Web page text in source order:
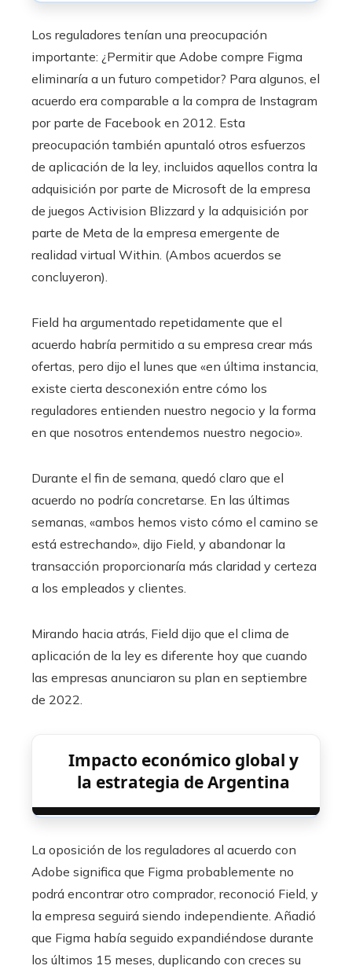
Los reguladores tenían una preocupación
importante: ¿Permitir que Adobe compre Figma
eliminaría a un futuro competidor? Para algunos, el
acuerdo era comparable a la compra de Instagram
por parte de Facebook en 2012. Esta
preocupación también apuntaló otros esfuerzos
de aplicación de la ley, incluidos aquellos contra la
adquisición por parte de Microsoft de la empresa
de juegos Activision Blizzard y la adquisición por
parte de Meta de la empresa emergente de
realidad virtual Within. (Ambos acuerdos se
concluyeron).
Field ha argumentado repetidamente que el
acuerdo habría permitido a su empresa crear más
ofertas, pero dijo el lunes que «en última instancia,
existe cierta desconexión entre cómo los
reguladores entienden nuestro negocio y la forma
en que nosotros entendemos nuestro negocio».
Durante el fin de semana, quedó claro que el
acuerdo no podría concretarse. En las últimas
semanas, «ambos hemos visto cómo el camino se
está estrechando», dijo Field, y abandonar la
transacción proporcionaría más claridad y certeza
a los empleados y clientes.
Mirando hacia atrás, Field dijo que el clima de
aplicación de la ley es diferente hoy que cuando
las empresas anunciaron su plan en septiembre
de 2022.
Impacto económico global y
la estrategia de Argentina
La oposición de los reguladores al acuerdo con
Adobe significa que Figma probablemente no
podrá encontrar otro comprador, reconoció Field, y
la empresa seguirá siendo independiente. Añadió
que Figma había seguido expandiéndose durante
los últimos 15 meses, duplicando con creces su